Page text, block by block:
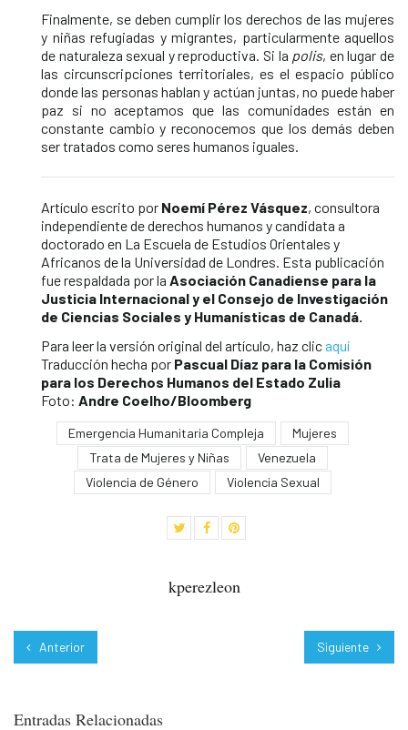
Finalmente, se deben cumplir los derechos de las mujeres
y niñas refugiadas y migrantes, particularmente aquellos
de naturaleza sexual y reproductiva. Si la polis, en lugar de
las circunscripciones territoriales, es el espacio público
donde las personas hablan y actúan juntas, no puede haber
paz si no aceptamos que las comunidades están en
constante cambio y reconocemos que los demás deben
ser tratados como seres humanos iguales.
Artículo escrito por Noemí Pérez Vásquez, consultora
independiente de derechos humanos y candidata a
doctorado en La Escuela de Estudios Orientales y
Africanos de la Universidad de Londres. Esta publicación
fue respaldada por la Asociación Canadiense para la
Justicia Internacional y el Consejo de Investigación
de Ciencias Sociales y Humanísticas de Canadá.
Para leer la versión original del artículo, haz clic aquí
Traducción hecha por Pascual Díaz para la Comisión
para los Derechos Humanos del Estado Zulia
Foto: Andre Coelho/Bloomberg
Emergencia Humanitaria Compleja
Mujeres
Trata de Mujeres y Niñas
Venezuela
Violencia de Género
Violencia Sexual
kperezleon
Anterior Siguiente
Entradas Relacionadas